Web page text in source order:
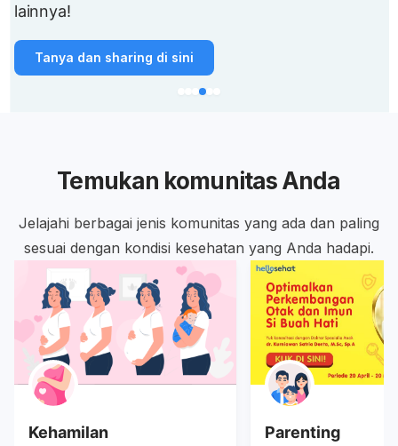
lainnya!
Tanya dan sharing di sini
Temukan komunitas Anda
Jelajahi berbagai jenis komunitas yang ada dan paling
sesuai dengan kondisi kesehatan yang Anda hadapi.
Kehamilan Parenting